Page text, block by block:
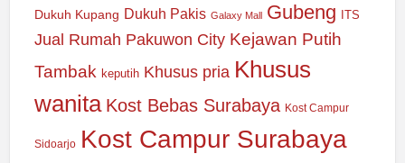
Dukuh Kupang Dukuh Pakis Galaxy Mall Gubeng ITS
Jual Rumah Pakuwon City Kejawan Putih
Tambak keputih Khusus pria Khusus
wanita Kost Bebas Surabaya Kost Campur
Sidoarjo Kost Campur Surabaya